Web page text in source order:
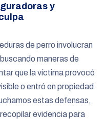
y
de perro involucran
maneras de
que la víctima provocó
o entró en propiedad
estas defensas,
evidencia para